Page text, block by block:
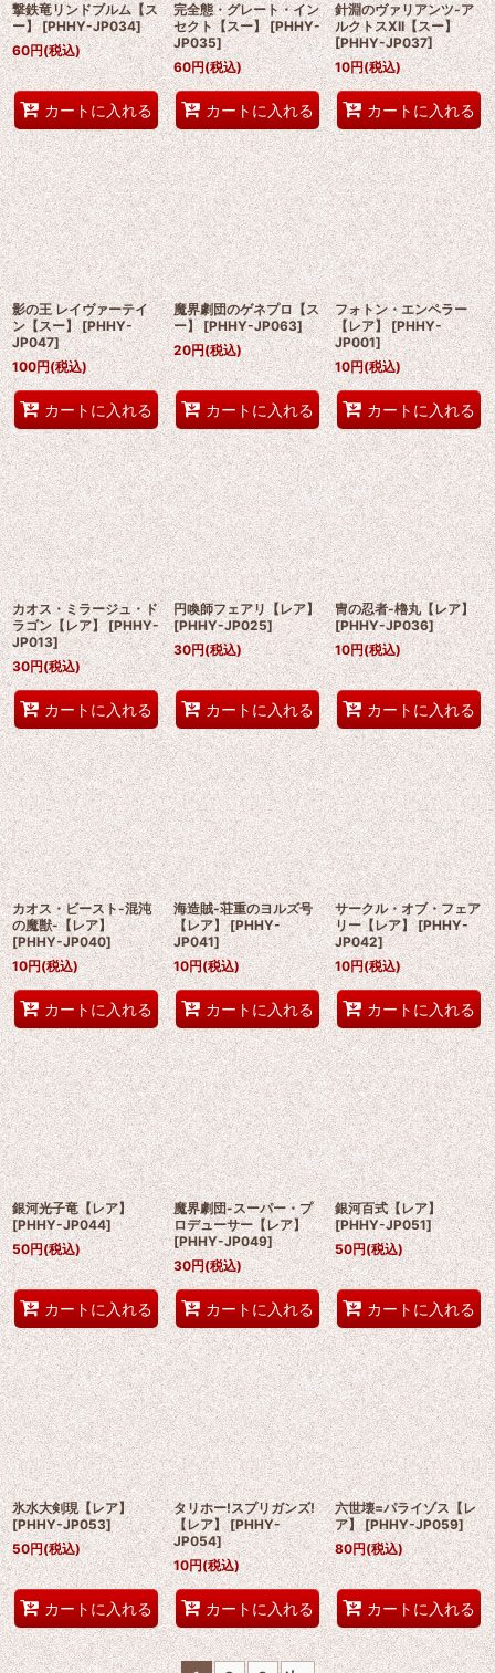
撃鉄竜リンドブルム【ス
ー】 [PHHY-JP034]
60円(税込)
カートに入れる
完全態・グレート・イン
セクト【スー】 [PHHY-
JP035]
60円(税込)
カートに入れる
針淵のヴァリアンツ-ア
ルクトスXII【スー】
[PHHY-JP037]
10円(税込)
カートに入れる
影の王 レイヴァーテイ
ン【スー】 [PHHY-
JP047]
100円(税込)
カートに入れる
魔界劇団のゲネプロ【ス
ー】 [PHHY-JP063]
20円(税込)
カートに入れる
フォトン・エンペラー
【レア】 [PHHY-
JP001]
10円(税込)
カートに入れる
カオス・ミラージュ・ド
ラゴン【レア】 [PHHY-
JP013]
30円(税込)
カートに入れる
円喚師フェアリ【レア】
[PHHY-JP025]
30円(税込)
カートに入れる
冑の忍者-櫓丸【レア】
[PHHY-JP036]
10円(税込)
カートに入れる
カオス・ビースト-混沌
の魔獣-【レア】
[PHHY-JP040]
10円(税込)
カートに入れる
海造賊-荘重のヨルズ号
【レア】 [PHHY-
JP041]
10円(税込)
カートに入れる
サークル・オブ・フェア
リー【レア】 [PHHY-
JP042]
10円(税込)
カートに入れる
銀河光子竜【レア】
[PHHY-JP044]
50円(税込)
カートに入れる
魔界劇団-スーパー・プ
ロデューサー【レア】
[PHHY-JP049]
30円(税込)
カートに入れる
銀河百式【レア】
[PHHY-JP051]
50円(税込)
カートに入れる
氷水大剣現【レア】
[PHHY-JP053]
50円(税込)
カートに入れる
タリホー!スプリガンズ!
【レア】 [PHHY-
JP054]
10円(税込)
カートに入れる
六世壊=パライゾス【レ
ア】 [PHHY-JP059]
80円(税込)
カートに入れる